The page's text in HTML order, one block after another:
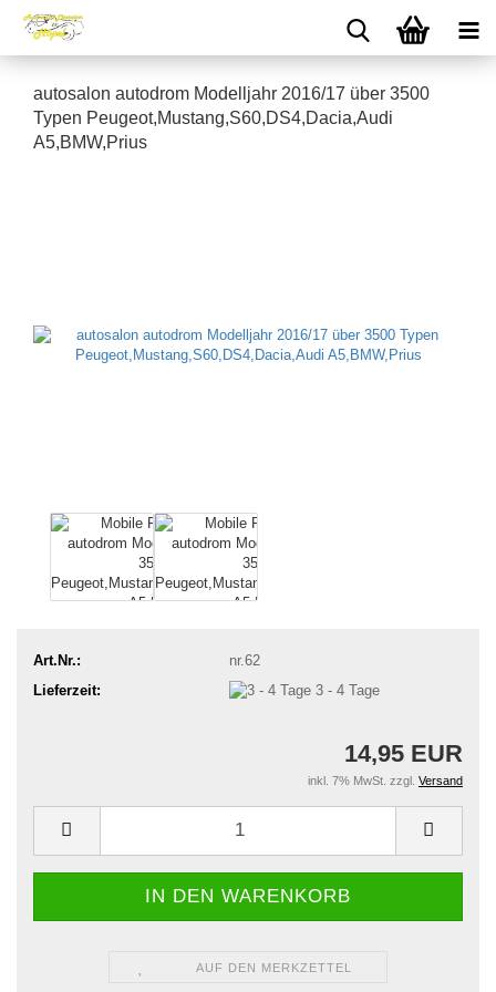
autosalon autodrom Modelljahr 2016/17 über 3500
Typen Peugeot,Mustang,S60,DS4,Dacia,Audi
A5,BMW,Prius
Art.Nr.:
nr.62
Lieferzeit:
3 - 4 Tage
14,95 EUR
inkl. 7% MwSt. zzgl. Versand
AUF DEN MERKZETTEL